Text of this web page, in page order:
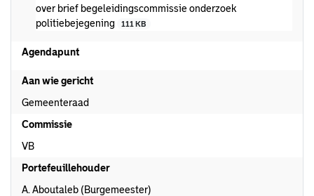
over brief begeleidingscommissie onderzoek
politiebejegening
111 KB
Agendapunt
Aan wie gericht
Gemeenteraad
Commissie
VB
Portefeuillehouder
A. Aboutaleb (Burgemeester)